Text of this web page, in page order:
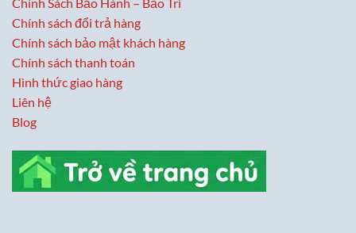
Chính sách đổi trả hàng
Chính sách bảo mật khách hàng
Chính sách thanh toán
Hình thức giao hàng
Liên hệ
Blog